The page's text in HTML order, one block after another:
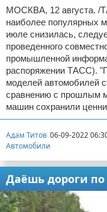
МОСКВА, 12 августа. /
наиболее популярных
июле снизилась,
проведенного
промышленной
распоряжении ТАСС).
моделей автомобилей
сравнению с прошлым
машин сохранили
Адам Титов 06-09-2022
Автомобили
Даёшь дороги по